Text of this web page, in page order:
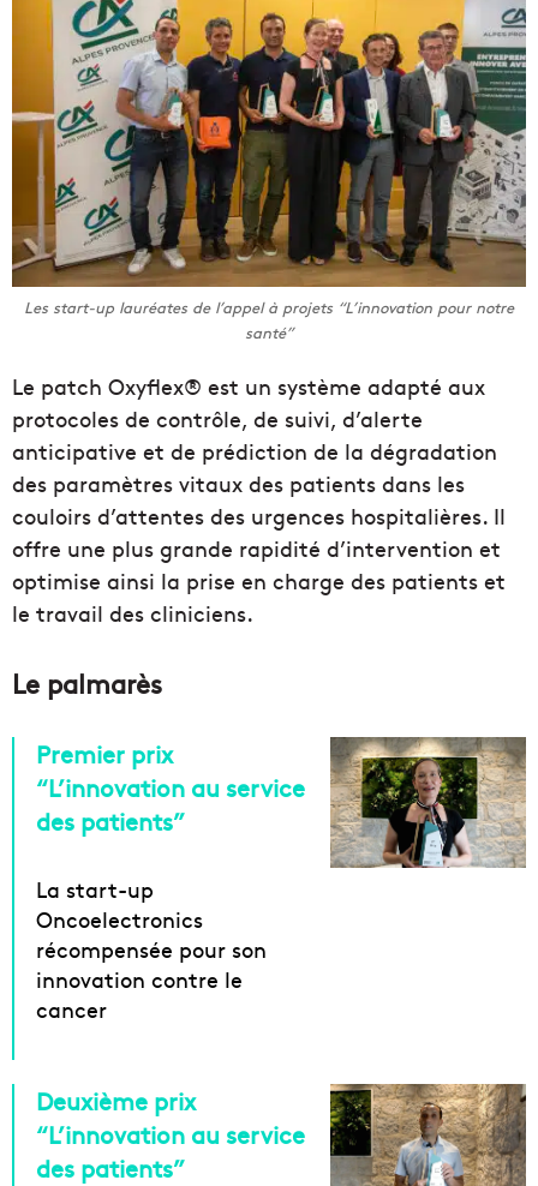
Les start-up lauréates de l’appel à projets “L’innovation pour notre
santé”
Le patch Oxyflex® est un système adapté aux
protocoles de contrôle, de suivi, d’alerte
anticipative et de prédiction de la dégradation
des paramètres vitaux des patients dans les
couloirs d’attentes des urgences hospitalières. Il
offre une plus grande rapidité d’intervention et
optimise ainsi la prise en charge des patients et
le travail des cliniciens.
Le palmarès
Premier prix
“L’innovation au service
des patients”
La start-up
Oncoelectronics
récompensée pour son
innovation contre le
cancer
Deuxième prix
“L’innovation au service
des patients”